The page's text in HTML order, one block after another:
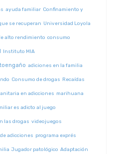
ayuda familiar Confinamiento y
se recuperan Universidad Loyola
alto rendimiento consumo
Instituto MIA
adiciones en la familia
Consumo de drogas Recaídas
en adicciones marihuana
es adicto al juego
las drogas videojuegos
adicciones programa exprés
Jugador patológico Adaptación